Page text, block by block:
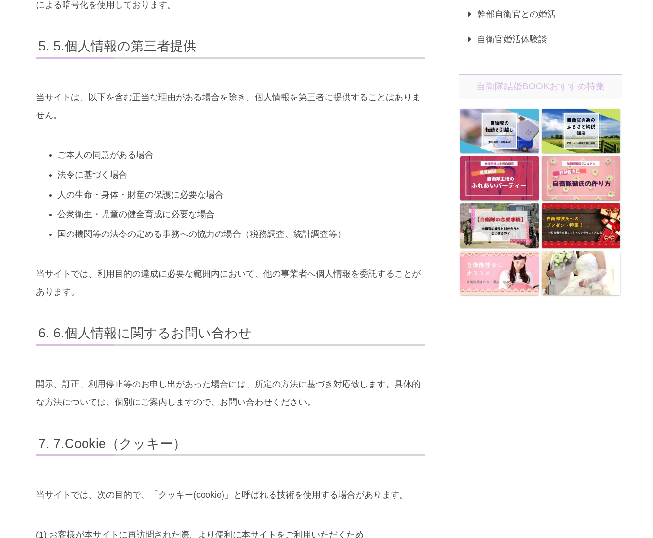
による暗号化を使用しております。
5.個人情報の第三者提供
当サイトは、以下を含む正当な理由がある場合を除き、個人情報を第三者に提供することはありま
せん。
ご本人の同意がある場合
法令に基づく場合
人の生命・身体・財産の保護に必要な場合
公衆衛生・児童の健全育成に必要な場合
国の機関等の法令の定める事務への協力の場合（税務調査、統計調査等）
当サイトでは、利用目的の達成に必要な範囲内において、他の事業者へ個人情報を委託することが
あります。
6.個人情報に関するお問い合わせ
開示、訂正、利用停止等のお申し出があった場合には、所定の方法に基づき対応致します。具体的
な方法については、個別にご案内しますので、お問い合わせください。
7.Cookie（クッキー）
当サイトでは、次の目的で、「クッキー(cookie)」と呼ばれる技術を使用する場合があります。
(1) お客様が本サイトに再訪問された際、より便利に本サイトをご利用いただくため
幹部自衛官との婚活
自衛官婚活体験談
自衛隊結婚BOOKおすすめ特集